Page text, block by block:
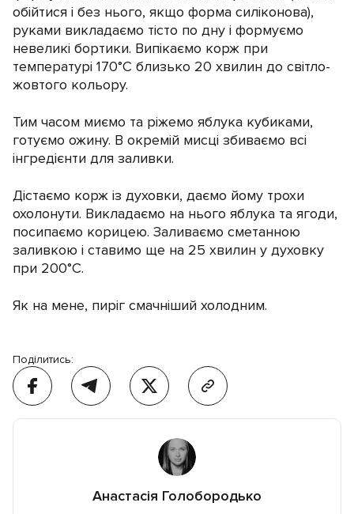
обійтися і без нього, якщо форма силіконова),
руками викладаємо тісто по дну і формуємо
невеликі бортики. Випікаємо корж при
температурі 170°C близько 20 хвилин до світло-
жовтого кольору.
Тим часом миємо та ріжемо яблука кубиками,
готуємо ожину. В окремій мисці збиваємо всі
інгредієнти для заливки.
Дістаємо корж із духовки, даємо йому трохи
охолонути. Викладаємо на нього яблука та ягоди,
посипаємо корицею. Заливаємо сметанною
заливкою і ставимо ще на 25 хвилин у духовку
при 200°C.
Як на мене, пиріг смачніший холодним.
Поділитись:
Анастасія Голобородько